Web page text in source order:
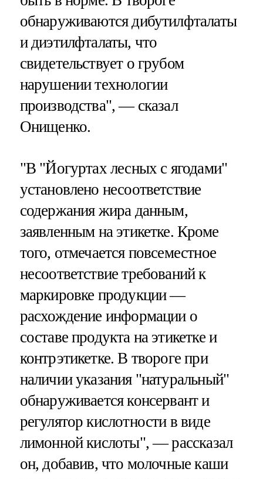
обнаруживаются дибутилфталаты
и диэтилфталаты, что
свидетельствует о грубом
нарушении технологии
производства", — сказал
Онищенко.
"В "Йогуртах лесных с ягодами"
установлено несоответствие
содержания жира данным,
заявленным на этикетке. Кроме
того, отмечается повсеместное
несоответствие требований к
маркировке продукции —
расхождение информации о
составе продукта на этикетке и
контрэтикетке. В твороге при
наличии указания "натуральный"
обнаруживается консервант и
регулятор кислотности в виде
лимонной кислоты", — рассказал
он, добавив, что молочные каши